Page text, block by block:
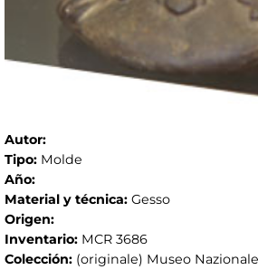
Autor:
Tipo: Molde
Año:
Material y técnica: Gesso
Origen:
Inventario: MCR 3686
Colección: (originale) Museo